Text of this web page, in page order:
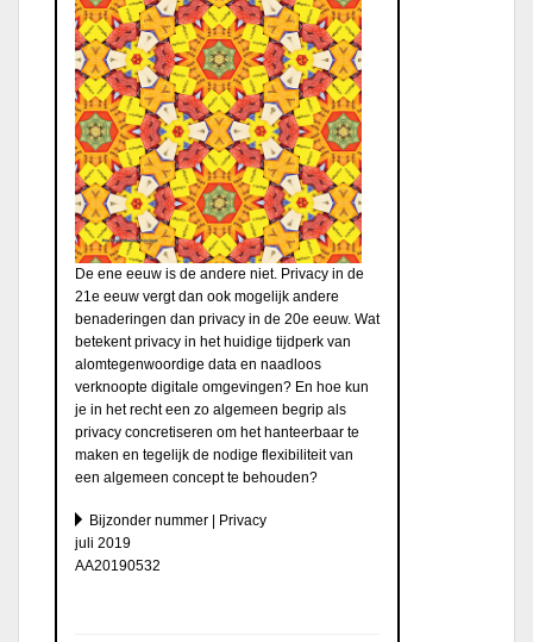
De ene eeuw is de andere niet. Privacy in de
21e eeuw vergt dan ook mogelijk andere
benaderingen dan privacy in de 20e eeuw. Wat
betekent privacy in het huidige tijdperk van
alomtegenwoordige data en naadloos
verknoopte digitale omgevingen? En hoe kun
je in het recht een zo algemeen begrip als
privacy concretiseren om het hanteerbaar te
maken en tegelijk de nodige flexibiliteit van
een algemeen concept te behouden?
Bijzonder nummer | Privacy
juli 2019
AA20190532